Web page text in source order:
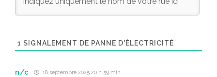
1 SIGNALEMENT DE PANNE D'ÉLECTRICITÉ
n/c 18 septembre 2025 20 h 59 min